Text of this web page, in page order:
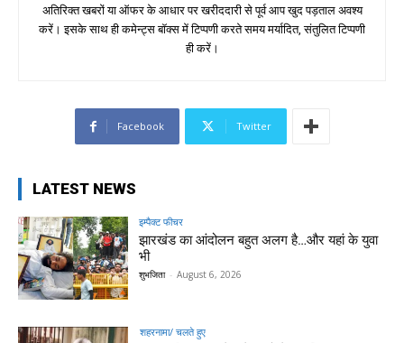
अतिरिक्त खबरों या ऑफर के आधार पर खरीददारी से पूर्व आप खुद पड़ताल अवश्य
करें। इसके साथ ही कमेन्ट्स बॉक्स में टिप्पणी करते समय मर्यादित, संतुलित टिप्पणी
ही करें।
Facebook Twitter
LATEST NEWS
इम्पैक्ट फीचर
झारखंड का आंदोलन बहुत अलग है…और यहां के युवा
भी
शुभजिता - August 6, 2026
शहरनामा/ चलते हुए